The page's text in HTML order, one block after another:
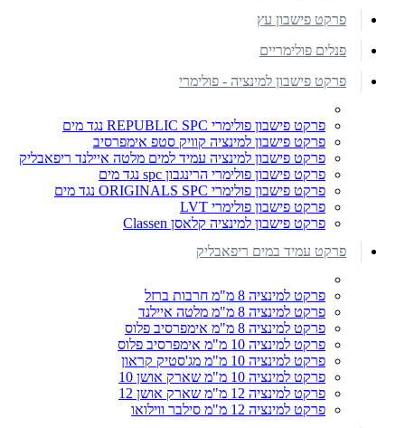
פרקט פישבון עץ
פנלים פולימריים
פרקט פישבון למינציה - פולימרי
פרקט פישבון פולימרי REPUBLIC SPC נגד מים
פרקט פישבון למינציה קוויק סטפ אימפרסיב
פרקט פישבון למינציה עמיד למים מלטה איילנד ריפאבליק
פרקט פישבון פולימרי הרינגבון spc נגד מים
פרקט פישבון פולימרי ORIGINALS SPC נגד מים
פרקט פישבון פולימרי LVT
פרקט פישבון למינציה קלאסן Classen
פרקט עמיד במים ריפאבליק
פרקט למינציה 8 מ"מ חרבות ברזל
פרקט למינציה 8 מ"מ מלטה איילנד
פרקט למינציה 8 מ"מ אימפרסיב פלוס
פרקט למינציה 10 מ"מ אימפרסיב פלוס
פרקט למינציה 10 מ"מ מג'סטיק קראון
פרקט למינציה 10 מ"מ שארק אושן 10
פרקט למינציה 12 מ"מ שארק אושן 12
פרקט למינציה 12 מ"מ סילבר ווילואו